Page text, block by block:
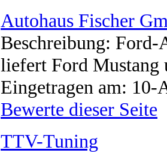
Autohaus Fischer
Beschreibung: Ford-
liefert Ford Mustang
Eingetragen am:
Bewerte dieser Seite
TTV-Tuning